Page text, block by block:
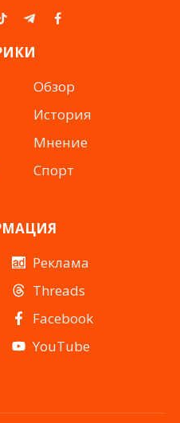
TikTokTelegramFacebook
Обзор
История
Мнение
Спорт
Реклама
Threads
Facebook
YouTube